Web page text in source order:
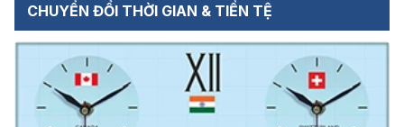
CHUYỂN ĐỔI THỜI GIAN & TIỀN TỆ